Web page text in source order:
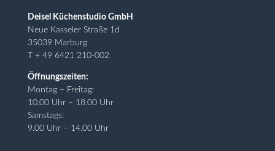
Deisel Küchenstudio GmbH
Neue Kasseler Straße 1d
35039 Marburg
T + 49 6421 210-002
Öffnungszeiten:
Montag – Freitag:
10.00 Uhr – 18.00 Uhr
Samstags:
9.00 Uhr – 14.00 Uhr